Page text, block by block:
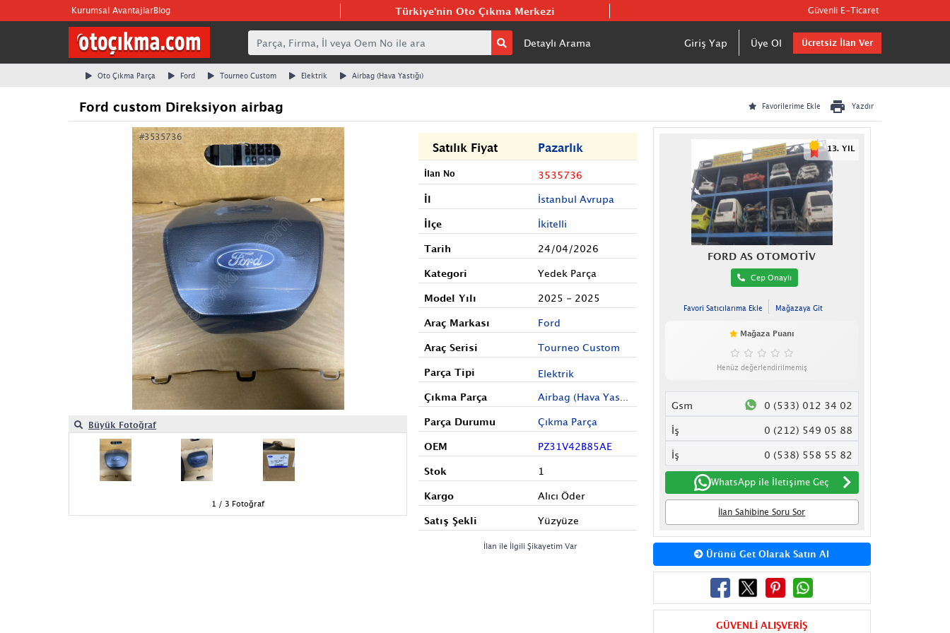
Kurumsal AvantajlarBlog Türkiye'nin Oto Çıkma Merkezi Güvenli E-Ticaret
Detaylı Arama Giriş Yap Üye Ol Ücretsiz İlan Ver
Oto Çıkma Parça Ford Tourneo Custom Elektrik Airbag (Hava Yastığı)
Ford custom Direksiyon airbag Favorilerime Ekle Yazdır
Büyük Fotoğraf
1 / 3 Fotoğraf
Satılık Fiyat Pazarlık
İlan No
3535736
İl
İstanbul Avrupa
İlçe İkitelli
Tarih 24/04/2026
Kategori Yedek Parça
Model Yılı 2025 - 2025
Araç Markası Ford
Araç Serisi Tourneo Custom
Parça Tipi
Elektrik
Çıkma Parça
Airbag (Hava Yastığı)
Parça Durumu Çıkma Parça
OEM PZ31V42B85AE
Stok 1
Kargo Alıcı Öder
Satış Şekli Yüzyüze
İlan ile İlgili Şikayetim Var
13. YIL
FORD AS OTOMOTİV
Cep Onaylı
Favori Satıcılarıma Ekle Mağazaya Git
Mağaza Puanı
Henüz değerlendirilmemiş
Gsm 0 (533) 012 34 02
İş 0 (212) 549 05 88
İş 0 (538) 558 55 82
WhatsApp ile İletişime Geç
İlan Sahibine Soru Sor
Ürünü Get Olarak Satın Al
GÜVENLİ ALIŞVERİŞ